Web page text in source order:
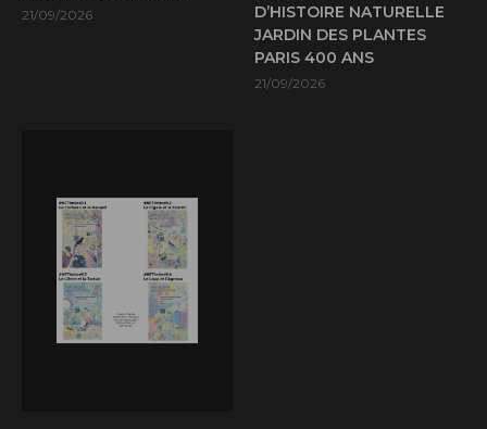
21/09/2026
D’HISTOIRE NATURELLE
JARDIN DES PLANTES
PARIS 400 ANS
21/09/2026